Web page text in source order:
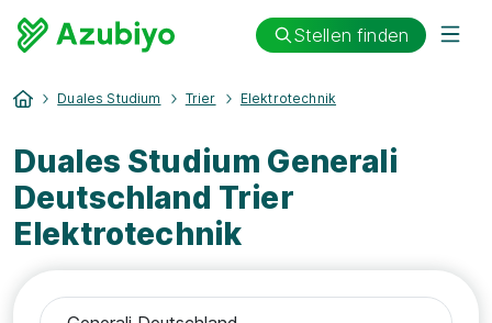
Stellen finden
Duales Studium Trier Elektrotechnik
Duales Studium Generali
Deutschland Trier
Elektrotechnik